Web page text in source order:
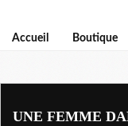
Accueil Boutique
UNE FEMME